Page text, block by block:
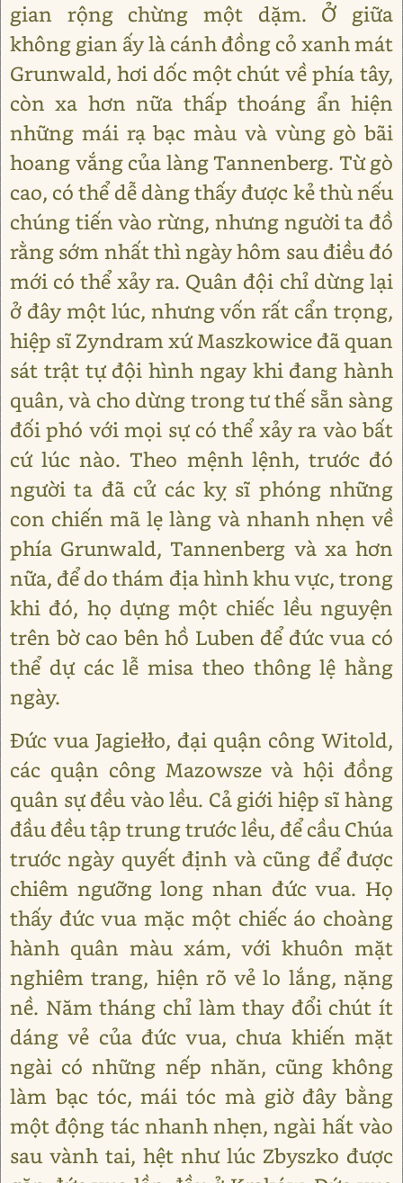
gian rộng chừng một dặm. Ở giữa
không gian ấy là cánh đồng cỏ xanh mát
Grunwald, hơi dốc một chút về phía tây,
còn xa hơn nữa thấp thoáng ẩn hiện
những mái rạ bạc màu và vùng gò bãi
hoang vắng của làng Tannenberg. Từ gò
cao, có thể dễ dàng thấy được kẻ thù nếu
chúng tiến vào rừng, nhưng người ta đồ
rằng sớm nhất thì ngày hôm sau điều đó
mới có thể xảy ra. Quân đội chỉ dừng lại
ở đây một lúc, nhưng vốn rất cẩn trọng,
hiệp sĩ Zyndram xứ Maszkowice đã quan
sát trật tự đội hình ngay khi đang hành
quân, và cho dừng trong tư thế sẵn sàng
đối phó với mọi sự có thể xảy ra vào bất
cứ lúc nào. Theo mệnh lệnh, trước đó
người ta đã cử các kỵ sĩ phóng những
con chiến mã lẹ làng và nhanh nhẹn về
phía Grunwald, Tannenberg và xa hơn
nữa, để do thám địa hình khu vực, trong
khi đó, họ dựng một chiếc lều nguyện
trên bờ cao bên hồ Luben để đức vua có
thể dự các lễ misa theo thông lệ hằng
ngày.
Đức vua Jagiełło, đại quận công Witold,
các quận công Mazowsze và hội đồng
quân sự đều vào lều. Cả giới hiệp sĩ hàng
đầu đều tập trung trước lều, để cầu Chúa
trước ngày quyết định và cũng để được
chiêm ngưỡng long nhan đức vua. Họ
thấy đức vua mặc một chiếc áo choàng
hành quân màu xám, với khuôn mặt
nghiêm trang, hiện rõ vẻ lo lắng, nặng
nề. Năm tháng chỉ làm thay đổi chút ít
dáng vẻ của đức vua, chưa khiến mặt
ngài có những nếp nhăn, cũng không
làm bạc tóc, mái tóc mà giờ đây bằng
một động tác nhanh nhẹn, ngài hất vào
sau vành tai, hệt như lúc Zbyszko được